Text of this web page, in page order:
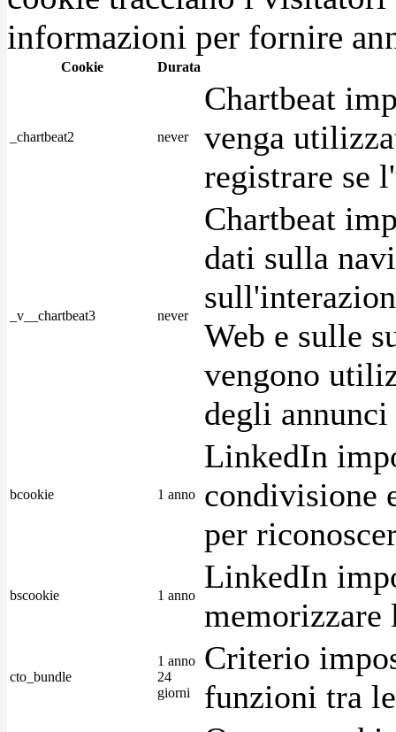
informazioni per fornire
Cookie Durata
_chartbeat2 never
Chartbeat
venga
registrare se
_v__chartbeat3 never
Chartbeat
dati sulla
Web e sulle
vengono
degli
bcookie 1 anno
LinkedIn
condivisione
per
bscookie 1 anno
LinkedIn
memorizzare
cto_bundle
1 anno
24
giorni
Criterio
funzioni tra